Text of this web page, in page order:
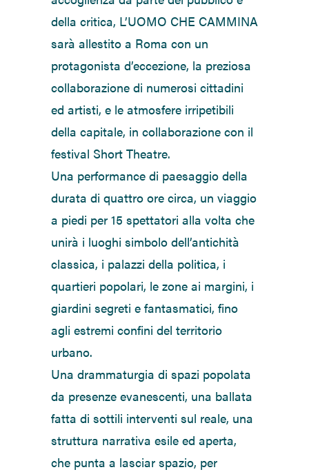
della critica, L’UOMO CHE CAMMINA
sarà allestito a Roma con un
protagonista d’eccezione, la preziosa
collaborazione di numerosi cittadini
ed artisti, e le atmosfere irripetibili
della capitale, in collaborazione con il
festival Short Theatre.
Una performance di paesaggio della
durata di quattro ore circa, un viaggio
a piedi per 15 spettatori alla volta che
unirà i luoghi simbolo dell’antichità
classica, i palazzi della politica, i
quartieri popolari, le zone ai margini, i
giardini segreti e fantasmatici, fino
agli estremi confini del territorio
urbano.
Una drammaturgia di spazi popolata
da presenze evanescenti, una ballata
fatta di sottili interventi sul reale, una
struttura narrativa esile ed aperta,
che punta a lasciar spazio, per